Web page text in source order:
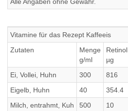
Vitamine für das Rezept Kaffeeis
Zutaten
Menge
g/ml
Retinol
µg
Ei, Vollei, Huhn
300 816
Eigelb, Huhn
40 354.4
Milch, entrahmt, Kuh
500 10